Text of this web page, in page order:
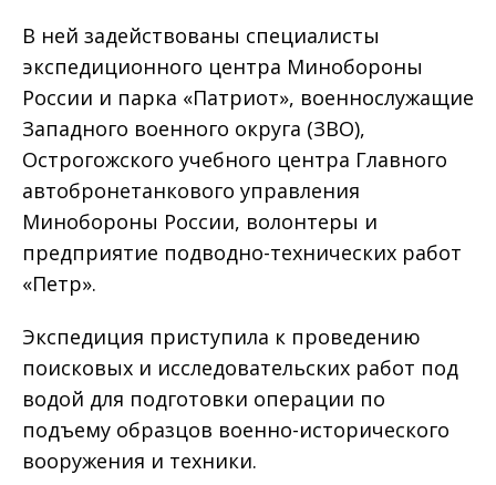
В ней задействованы специалисты
экспедиционного центра Минобороны
России и парка «Патриот», военнослужащие
Западного военного округа (ЗВО),
Острогожского учебного центра Главного
автобронетанкового управления
Минобороны России, волонтеры и
предприятие подводно-технических работ
«Петр».
Экспедиция приступила к проведению
поисковых и исследовательских работ под
водой для подготовки операции по
подъему образцов военно-исторического
вооружения и техники.